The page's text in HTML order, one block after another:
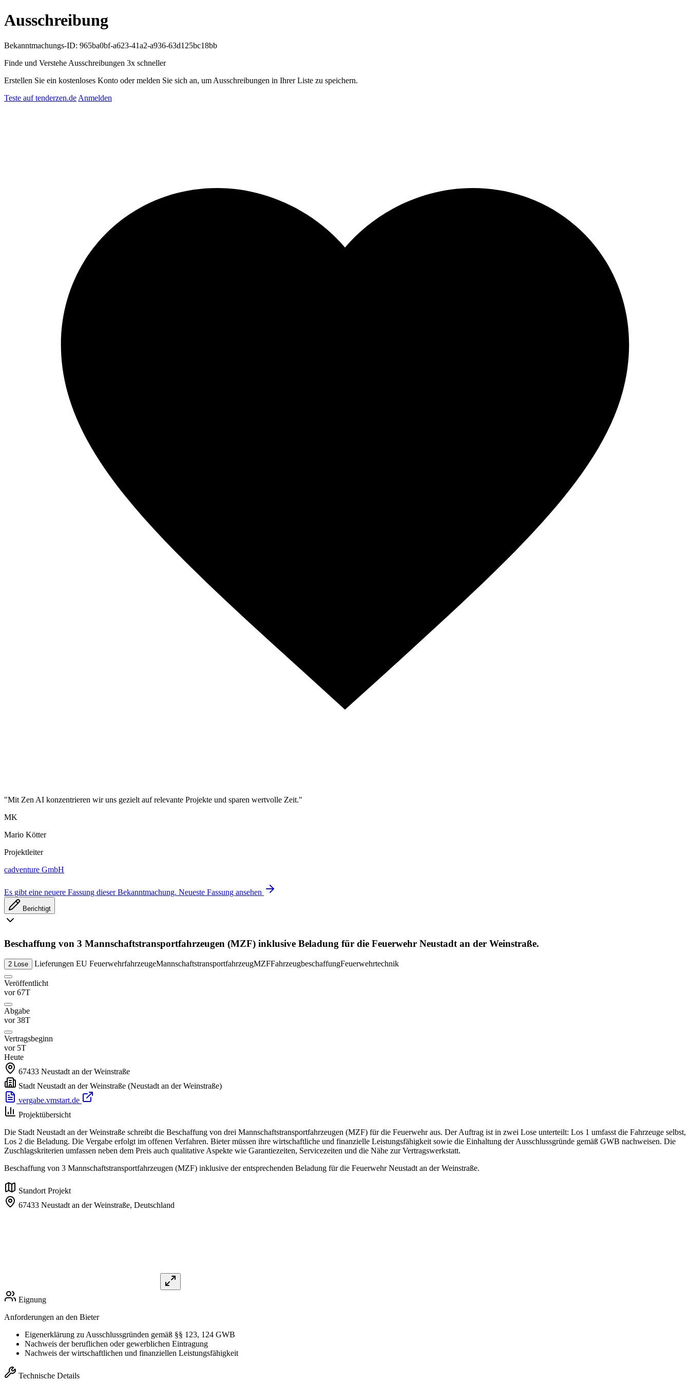
Ausschreibung
Bekanntmachungs-ID: 965ba0bf-a623-41a2-a936-63d125bc18bb
Finde und Verstehe Ausschreibungen 3x schneller
Erstellen Sie ein kostenloses Konto oder melden Sie sich an, um Ausschreibungen in Ihrer Liste zu speichern.
Teste auf tenderzen.de Anmelden
"Mit Zen AI konzentrieren wir uns gezielt auf relevante Projekte und sparen wertvolle Zeit."
MK
Mario Kötter
Projektleiter
cadventure GmbH
Es gibt eine neuere Fassung dieser Bekanntmachung. Neueste Fassung ansehen
Berichtigt
Beschaffung von 3 Mannschaftstransportfahrzeugen (MZF) inklusive Beladung für die Feuerwehr Neustadt an der Weinstraße.
2 Lose Lieferungen EU FeuerwehrfahrzeugeMannschaftstransportfahrzeugMZFFahrzeugbeschaffungFeuerwehrtechnik
Veröffentlicht
vor 67T
Abgabe
vor 38T
Vertragsbeginn
vor 5T
Heute
67433 Neustadt an der Weinstraße
Stadt Neustadt an der Weinstraße (Neustadt an der Weinstraße)
vergabe.vmstart.de
Projektübersicht
Die Stadt Neustadt an der Weinstraße schreibt die Beschaffung von drei Mannschaftstransportfahrzeugen (MZF) für die Feuerwehr aus. Der Auftrag ist in zwei Lose unterteilt: Los 1 umfasst die Fahrzeuge selbst,
Los 2 die Beladung. Die Vergabe erfolgt im offenen Verfahren. Bieter müssen ihre wirtschaftliche und finanzielle Leistungsfähigkeit sowie die Einhaltung der Ausschlussgründe gemäß GWB nachweisen. Die
Zuschlagskriterien umfassen neben dem Preis auch qualitative Aspekte wie Garantiezeiten, Servicezeiten und die Nähe zur Vertragswerkstatt.
Beschaffung von 3 Mannschaftstransportfahrzeugen (MZF) inklusive der entsprechenden Beladung für die Feuerwehr Neustadt an der Weinstraße.
Standort Projekt
67433 Neustadt an der Weinstraße, Deutschland
Eignung
Anforderungen an den Bieter
Eigenerklärung zu Ausschlussgründen gemäß §§ 123, 124 GWB
Nachweis der beruflichen oder gewerblichen Eintragung
Nachweis der wirtschaftlichen und finanziellen Leistungsfähigkeit
Technische Details